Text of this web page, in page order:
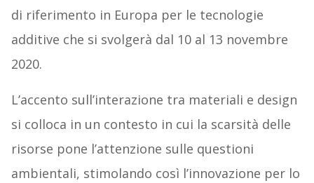
di riferimento in Europa per le tecnologie
additive che si svolgerà dal 10 al 13 novembre
2020.
L’accento sull’interazione tra materiali e design
si colloca in un contesto in cui la scarsità delle
risorse pone l’attenzione sulle questioni
ambientali, stimolando così l’innovazione per lo